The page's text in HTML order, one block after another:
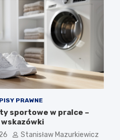
PRAWNE
sportowe w pralce –
Stanisław Mazurkiewicz